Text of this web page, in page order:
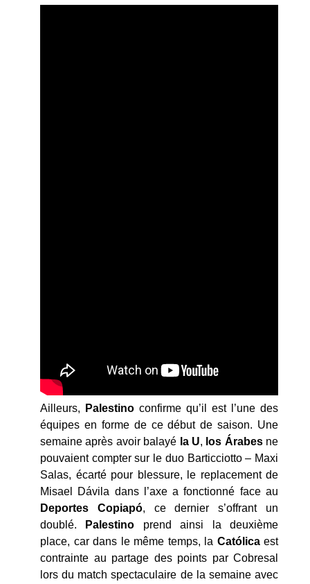
Ailleurs, Palestino confirme qu’il est l’une des
équipes en forme de ce début de saison. Une
semaine après avoir balayé la U, los Árabesne
pouvaient compter sur le duo Barticciotto – Maxi
Salas, écarté pour blessure, le replacement de
Misael Dávila dans l’axe a fonctionné face au
Deportes Copiapó, ce dernier s’offrant un
doublé.
Palestino prend ainsi la deuxième
place, car dans le même temps, la Católicaest
contrainte au partage des points par Cobresal
lors du match spectaculaire de la semaine avec